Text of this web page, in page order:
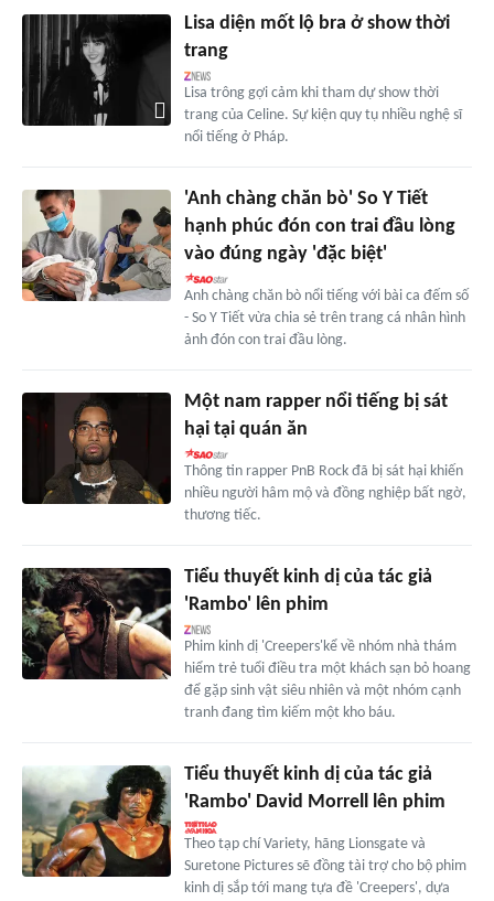
Lisa diện mốt lộ bra ở show thời
trang
Lisa trông gợi cảm khi tham dự show thời
trang của Celine. Sự kiện quy tụ nhiều nghệ sĩ
nổi tiếng ở Pháp.
'Anh chàng chăn bò' So Y Tiết
hạnh phúc đón con trai đầu lòng
vào đúng ngày 'đặc biệt'
Anh chàng chăn bò nổi tiếng với bài ca đếm số
- So Y Tiết vừa chia sẻ trên trang cá nhân hình
ảnh đón con trai đầu lòng.
Một nam rapper nổi tiếng bị sát
hại tại quán ăn
Thông tin rapper PnB Rock đã bị sát hại khiến
nhiều người hâm mộ và đồng nghiệp bất ngờ,
thương tiếc.
Tiểu thuyết kinh dị của tác giả
'Rambo' lên phim
Phim kinh dị 'Creepers'kể về nhóm nhà thám
hiểm trẻ tuổi điều tra một khách sạn bỏ hoang
để gặp sinh vật siêu nhiên và một nhóm cạnh
tranh đang tìm kiếm một kho báu.
Tiểu thuyết kinh dị của tác giả
'Rambo' David Morrell lên phim
Theo tạp chí Variety, hãng Lionsgate và
Suretone Pictures sẽ đồng tài trợ cho bộ phim
kinh dị sắp tới mang tựa đề 'Creepers', dựa